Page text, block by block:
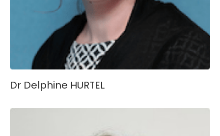
Dr Delphine HURTEL